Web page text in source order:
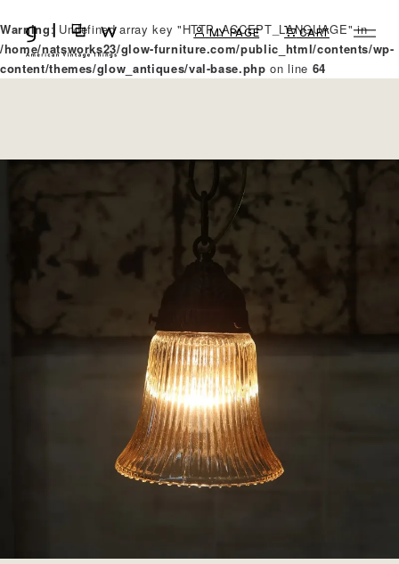
Warning: Undefined array key "HTTP_ACCEPT_LANGUAGE" in
/home/natsworks23/glow-furniture.com/public_html/contents/wp-
content/themes/glow_antiques/val-base.php on line 64
MY PAGE CART